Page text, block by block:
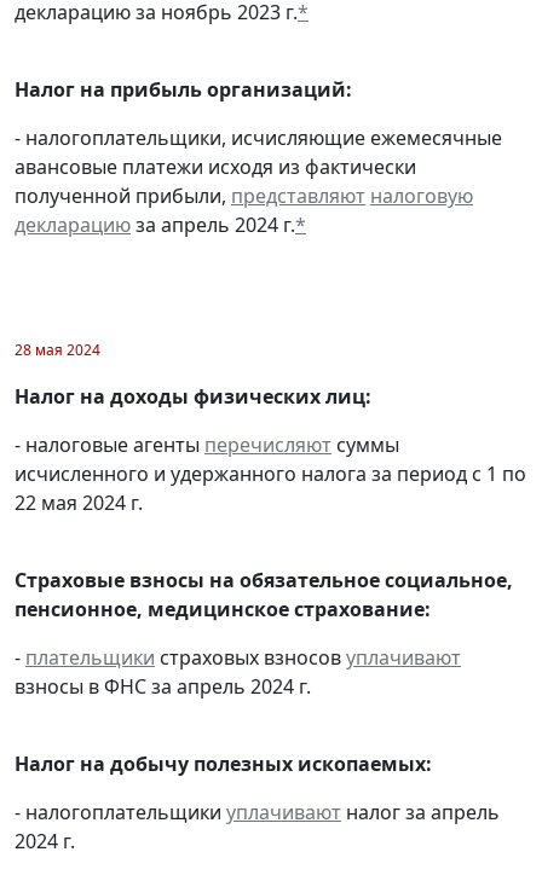
декларацию за ноябрь 2023 г.*
Налог на прибыль организаций:
- налогоплательщики, исчисляющие ежемесячные
авансовые платежи исходя из фактически
полученной прибыли, представляют налоговую
декларациюза апрель 2024 г.*
28 мая 2024
Налог на доходы физических лиц:
- налоговые агенты перечисляют суммы
исчисленного и удержанного налога за период с 1 по
22 мая 2024 г.
Страховые взносы на обязательное социальное,
пенсионное, медицинское страхование:
- плательщики страховых взносовуплачивают
взносы в ФНС за апрель 2024 г.
Налог на добычу полезных ископаемых:
- налогоплательщики уплачивают налог за апрель
2024 г.